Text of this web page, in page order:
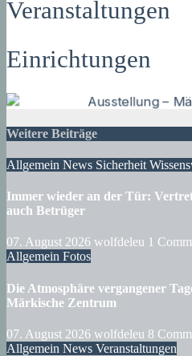
Veranstaltungen
Einrichtungen
Weitere Beiträge
Allgemein News Sicherheit
Immer wieder an der Tür:
auch Betrüger
07. August 2026 wolfdeleu 1
Allgemein Fotos
Die Atmosphäre vergangener
Märkische Zentrum
07. August 2026 wolfdeleu 8
Allgemein News Veranstaltungen